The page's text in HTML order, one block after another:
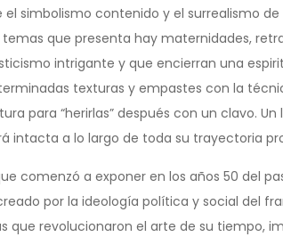
simbolismo contenido y el surrealismo
que presenta hay maternidades,
intrigante y que encierran una
texturas y empastes con la
para “herirlas” después con un clavo.
a lo largo de toda su trayectoria
comenzó a exponer en los años 50 del
por la ideología política y social del
revolucionaron el arte de su tiempo,